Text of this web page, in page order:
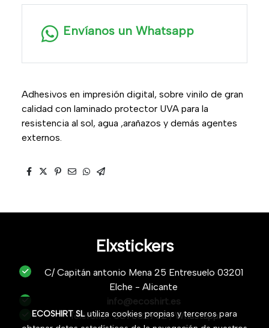
Envíanos un Whatsapp
Adhesivos en impresión digital, sobre vinilo de gran
calidad con laminado protector UVA para la
resistencia al sol, agua ,arañazos y demás agentes
externos.
Elxstickers
C/ Capitán antonio Mena 25 Entresuelo 03201
Elche - Alicante
info@ecoshirt.es
Teléfono :687632752/Whastapp
ECOSHIRT SLutiliza cookies propias y terceros para